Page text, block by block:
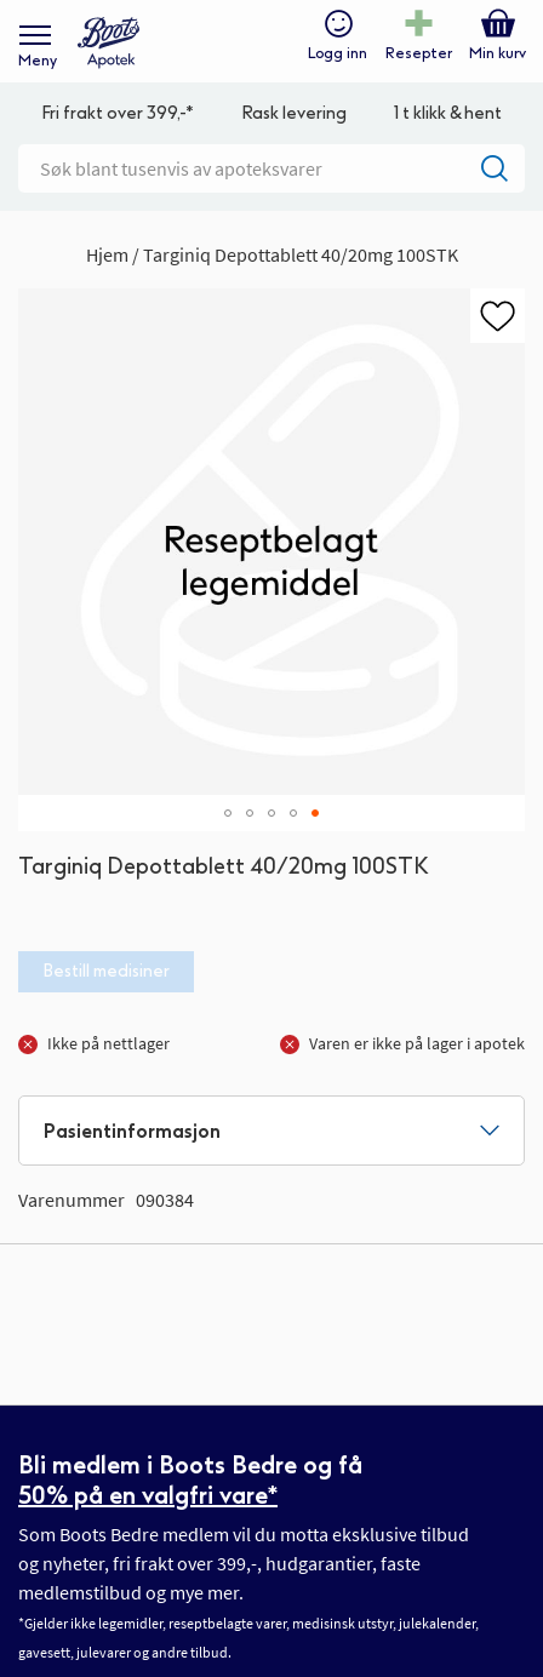
Meny Logg inn Resepter Min kurv
Fri frakt over 399,-* Rask levering 1 t klikk & hent
Hjem Targiniq Depottablett 40/20mg 100STK
Targiniq Depottablett 40/20mg 100STK
Bestill medisiner
Ikke på nettlager Varen er ikke på lager i apotek
til
bildegalleri
Pasientinformasjon
Varenummer 090384
Bli medlem i Boots Bedre og få
50% på en valgfri vare*
Som Boots Bedre medlem vil du motta eksklusive tilbud
og nyheter, fri frakt over 399,-, hudgarantier, faste
medlemstilbud og mye mer.
*Gjelder ikke legemidler, reseptbelagte varer, medisinsk utstyr, julekalender,
gavesett, julevarer og andre tilbud.